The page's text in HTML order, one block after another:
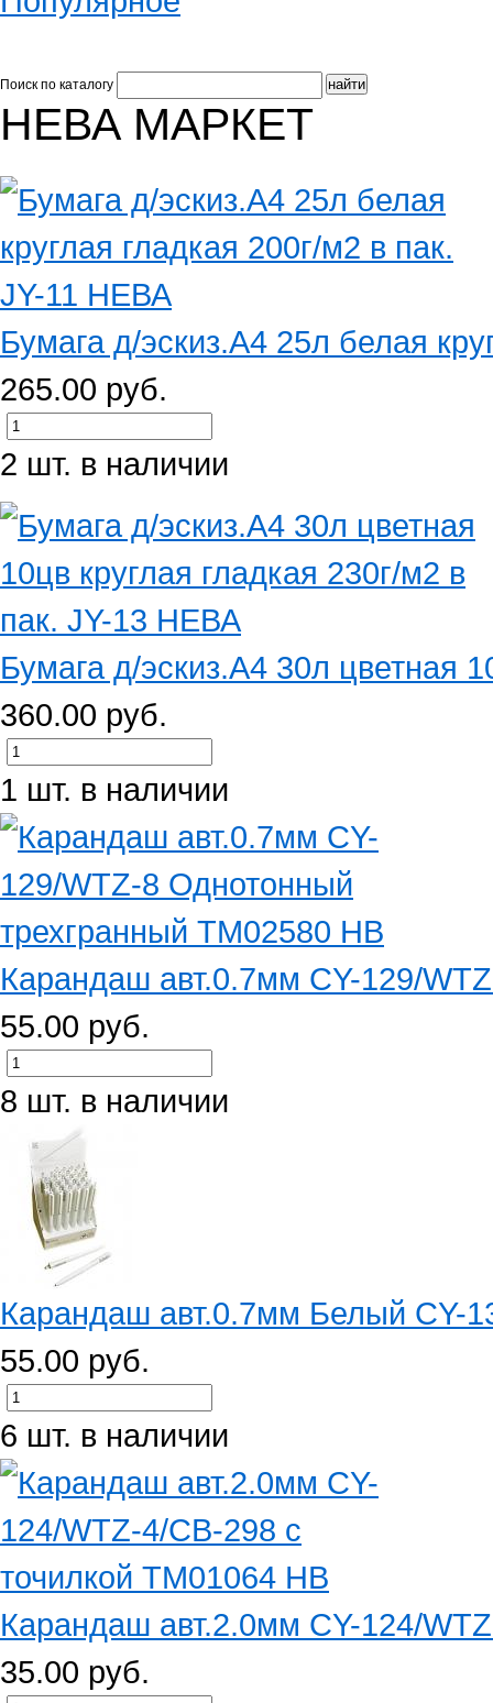
Поиск по каталогу
НЕВА МАРКЕТ
Бумага д/эскиз.А4 25л белая
265.00 руб.
2 шт. в наличии
Бумага д/эскиз.А4 30л цветная
360.00 руб.
1 шт. в наличии
Карандаш авт.0.7мм CY-129/
55.00 руб.
8 шт. в наличии
Карандаш авт.0.7мм Белый CY-
55.00 руб.
6 шт. в наличии
Карандаш авт.2.0мм CY-124/
35.00 руб.